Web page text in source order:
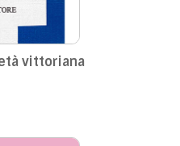
vittoriana